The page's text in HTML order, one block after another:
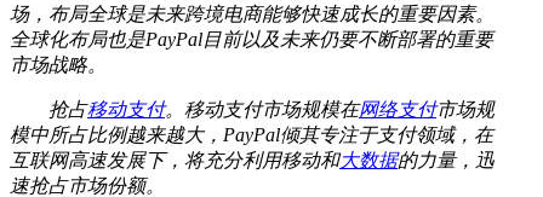
场，布局全球是未来跨境电商能够快速成长的重要因素。
全球化布局也是PayPal目前以及未来仍要不断部署的重要
市场战略。
抢占移动支付。移动支付市场规模在网络支付市场规
模中所占比例越来越大，PayPal倾其专注于支付领域，在
互联网高速发展下，将充分利用移动和大数据的力量，迅
速抢占市场份额。